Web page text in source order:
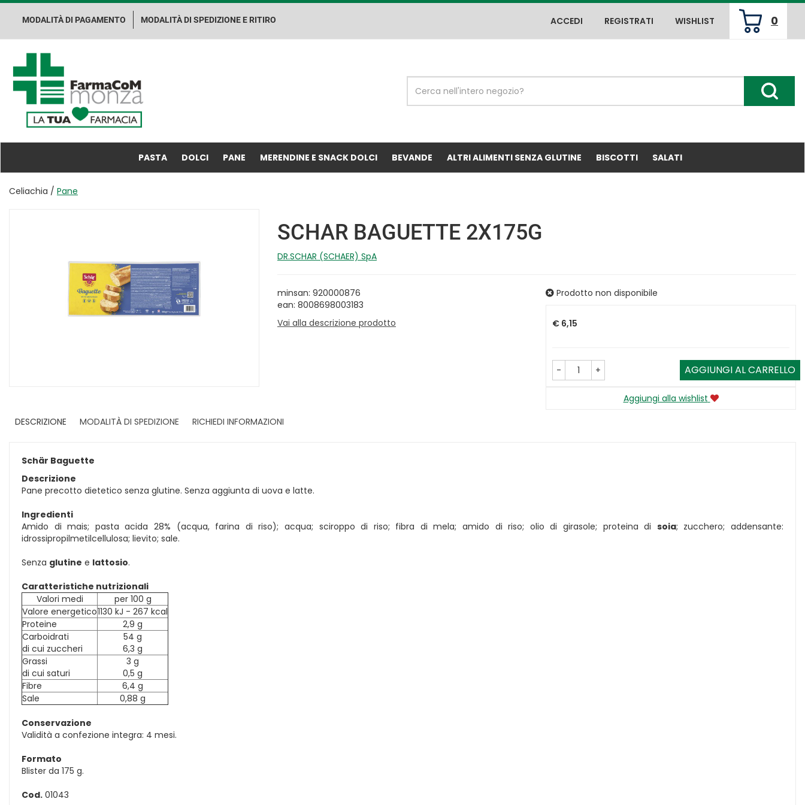
Passa
principale
MODALITÀ DI PAGAMENTO MODALITÀ DI SPEDIZIONE E RITIRO ACCEDI REGISTRATI WISHLIST 0
ARTICOLI
INSERITI
Farma.Co.M.
Spa
Cerca
Prodotto
Cerca
PASTA DOLCI PANE MERENDINE E SNACK DOLCI BEVANDE ALTRI ALIMENTI SENZA GLUTINE BISCOTTI SALATI
Celiachia / Pane
SCHAR BAGUETTE 2X175G
DR.SCHAR (SCHAER) SpA
minsan: 920000876
ean: 8008698003183
Vai alla descrizione prodotto
Prodotto non disponibile
€ 6,15
- + AGGIUNGI AL CARRELLO
Aggiungi alla wishlist
DESCRIZIONE
MODALITÀ DI SPEDIZIONE RICHIEDI INFORMAZIONI
Schär Baguette
Descrizione
Pane precotto dietetico senza glutine. Senza aggiunta di uova e latte.
Ingredienti
Amido di mais; pasta acida 28% (acqua, farina di riso); acqua; sciroppo di riso; fibra di mela; amido di riso; olio di girasole; proteina di soia; zucchero; addensante:
idrossipropilmetilcellulosa; lievito; sale.
Senza glutine e lattosio.
Caratteristiche nutrizionali
Valori medi
per 100 g
Valore energetico1130 kJ - 267 kcal
Proteine
2,9 g
Carboidrati
di cui zuccheri
54 g
6,3 g
Grassi
di cui saturi
3 g
0,5 g
Fibre
6,4 g
Sale
0,88 g
Conservazione
Validità a confezione integra: 4 mesi.
Formato
Blister da 175 g.
Cod. 01043